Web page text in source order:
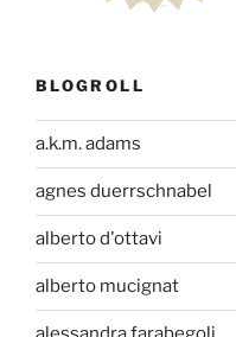
BLOGROLL
a.k.m. adams
agnes duerrschnabel
alberto d'ottavi
alberto mucignat